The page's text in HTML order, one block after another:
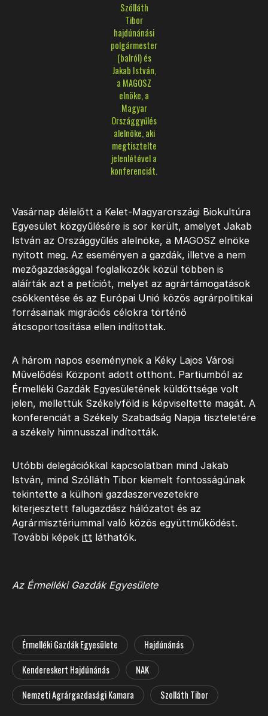
Szólláth
Tibor
hajdúnánási
polgármester
(balról) és
Jakab István,
a MAGOSZ
elnöke, a
Magyar
Országgyűlés
alelnöke, aki
megtisztelte
jelenlétével a
konferenciát.
Vasárnap délelőtt a Kelet-Magyarországi Biokultúra
Egyesület közgyűlésére is sor került, amelyet Jakab
István az Országgyűlés alelnöke, a MAGOSZ elnöke
nyitott meg. Az eseményen a gazdák, illetve a nem
mezőgazdasággal foglalkozók közül többen is
aláírták azt a petíciót, melyet az agrártámogatások
csökkentése és az Európai Unió közös agrárpolitikai
forrásainak migrációs célokra történő
átcsoportosítása ellen indítottak.
A három napos eseménynek a Kéky Lajos Városi
Művelődési Központ adott otthont. Partiumból az
Érmelléki Gazdák Egyesületének küldöttsége volt
jelen, mellettük Székelyföld is képviseltette magát. A
konferenciát a Székely Szabadság Napja tiszteletére
a székely himnusszal indították.
Utóbbi delegációkkal kapcsolatban mind Jakab
István, mind Szólláth Tibor kiemelt fontosságúnak
tekintette a külhoni gazdaszervezetekre
kiterjesztett falugazdász hálózatot és az
Agrármisztériummal való közös együttműködést.
További képek itt láthatók.
Az Érmelléki Gazdák Egyesülete
Érmelléki Gazdák Egyesülete
Hajdúnánás
Kendereskert Hajdúnánás
NAK
Nemzeti Agrárgazdasági Kamara
Szolláth Tibor